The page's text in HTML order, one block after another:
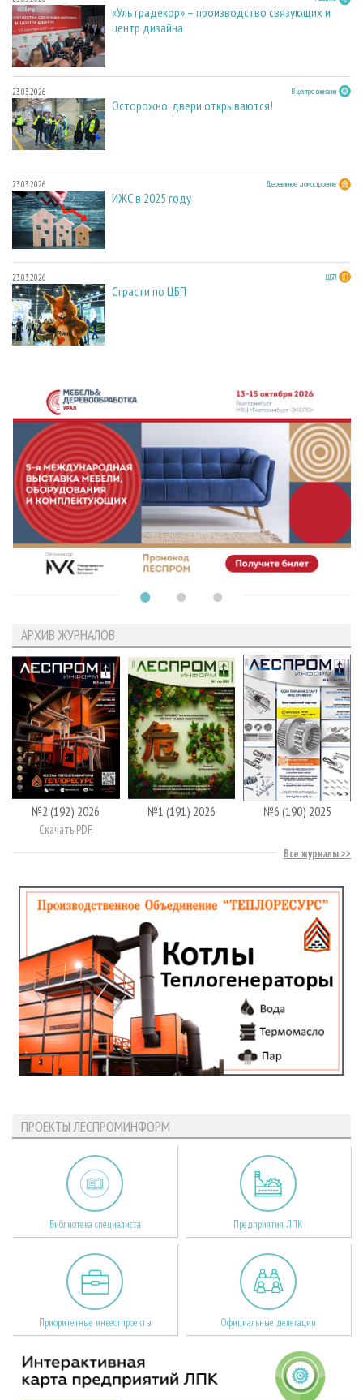
«Ультрадекор» – производство связующих и
центр дизайна
23.03.2026 В центре внимания
Осторожно, двери открываются!
23.03.2026 Деревянное домостроение
ИЖС в 2025 году
23.03.2026 ЦБП
Страсти по ЦБП
АРХИВ ЖУРНАЛОВ
№2 (192) 2026
Скачать PDF
№1 (191) 2026 №6 (190) 2025
Все журналы
ПРОЕКТЫ ЛЕСПРОМИНФОРМ
Библиотека специалиста Предприятия ЛПК
Приоритетные инвестпроекты Официальные делегации